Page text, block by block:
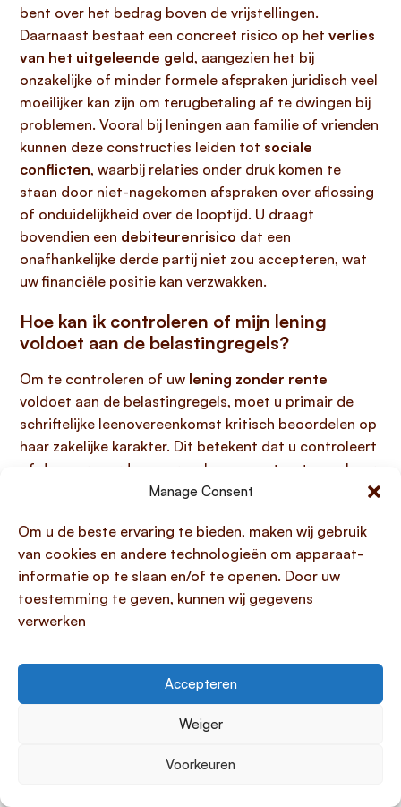
Manage Consent
Om u de beste ervaring te bieden, maken wij gebruik
van cookies en andere technologieën om apparaat-
informatie op te slaan en/of te openen. Door uw
toestemming te geven, kunnen wij gegevens
verwerken
Accepteren
Weiger
Voorkeuren
bent over het bedrag boven de vrijstellingen.
Daarnaast bestaat een concreet risico op het verlies
van het uitgeleende geld, aangezien het bij
onzakelijke of minder formele afspraken juridisch veel
moeilijker kan zijn om terugbetaling af te dwingen bij
problemen. Vooral bij leningen aan familie of vrienden
kunnen deze constructies leiden tot sociale
conflicten, waarbij relaties onder druk komen te
staan door niet-nagekomen afspraken over aflossing
of onduidelijkheid over de looptijd. U draagt
bovendien een debiteurenrisico dat een
onafhankelijke derde partij niet zou accepteren, wat
uw financiële positie kan verzwakken.
Hoe kan ik controleren of mijn lening
voldoet aan de belastingregels?
Om te controleren of uw lening zonder rente
voldoet aan de belastingregels, moet u primair de
schriftelijke leenovereenkomst kritisch beoordelen op
haar zakelijke karakter. Dit betekent dat u controleert
of de voorwaarden overeenkomen met wat gangbaar
zou zijn tussen onafhankelijke partijen: is er een
vastgelegd, en vinden de aflossingen ook
daadwerkelijk plaats? DeBelastingdienstlet hier
nauwkeurig op, vooral bij leningen tussen
familieleden, en verwacht een marktconforme rente
– zelfs als deze direct weer wordt kwijtgescholden
Daarnaast is het essentieel om de
proactief te informeren over de lening. Bij een
eigenwoninglening van bijvoorbeeld een ouder aan
geven via de aangifte inkomstenbelasting. Ook